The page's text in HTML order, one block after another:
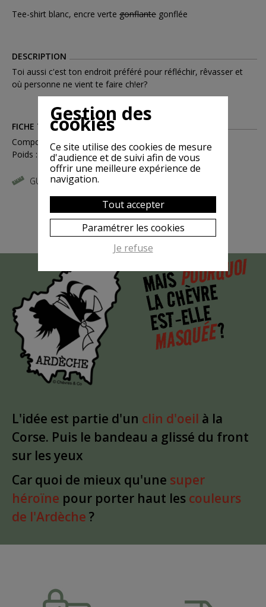
Tee-shirt blanc, encre verte gonflante gonflée
DESCRIPTION
Toi aussi c'est ton endroit préféré pour réfléchir, rêvasser et
où personne ne vient te faire ch!er?
FICHE TECHNIQUE
Compositions : Coton
Poids : 0.15
GUIDE DES TAILLES
MAISPOURQUOI
LA CHÈVRE
EST-ELLE
MASQUÉE?
L'idée est partie d'un clin d'oeil à la
Corse. Puis le bandeau a glissé du front
sur les yeux
Car quoi de mieux qu'une super
héroïne pour porter haut les couleurs
de l'Ardèche ?
Gestion des
cookies
Ce site utilise des cookies de mesure
d'audience et de suivi afin de vous
offrir une meilleure expérience de
navigation.
Tout accepter
Paramétrer les cookies
Je refuse